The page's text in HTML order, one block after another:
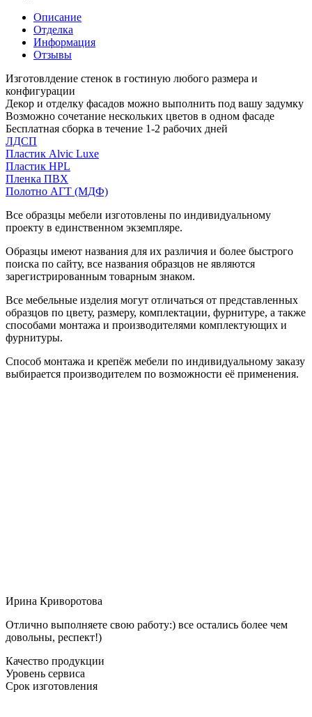
Описание
Отделка
Информация
Отзывы
Изготовлдение стенок в гостиную любого размера и
конфигурации
Декор и отделку фасадов можно выполнить под вашу задумку
Возможно сочетание нескольких цветов в одном фасаде
Бесплатная сборка в течение 1-2 рабочих дней
ЛДСП
Пластик Alvic Luxe
Пластик HPL
Пленка ПВХ
Полотно АГТ (МДФ)
Все образцы мебели изготовлены по индивидуальному
проекту в единственном экземпляре.
Образцы имеют названия для их различия и более быстрого
поиска по сайту, все названия образцов не являются
зарегистрированным товарным знаком.
Все мебельные изделия могут отличаться от представленных
образцов по цвету, размеру, комплектации, фурнитуре, а также
способами монтажа и производителями комплектующих и
фурнитуры.
Способ монтажа и крепёж мебели по индивидуальному заказу
выбирается производителем по возможности её применения.
Ирина Криворотова
Отлично выполняете свою работу:) все остались более чем
довольны, респект!)
Качество продукции
Уровень сервиса
Срок изготовления